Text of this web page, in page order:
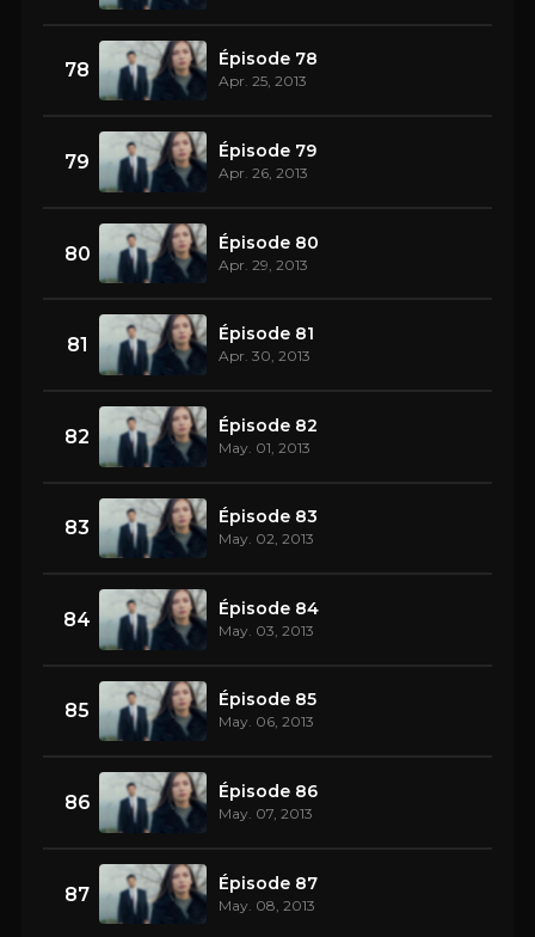
78 Épisode 78
Apr. 25, 2013
79 Épisode 79
Apr. 26, 2013
80 Épisode 80
Apr. 29, 2013
81 Épisode 81
Apr. 30, 2013
82 Épisode 82
May. 01, 2013
83 Épisode 83
May. 02, 2013
84 Épisode 84
May. 03, 2013
85 Épisode 85
May. 06, 2013
86 Épisode 86
May. 07, 2013
87 Épisode 87
May. 08, 2013